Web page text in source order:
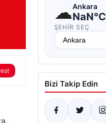
☁Ankara
NaN°C
ŞEHIR SEÇ
Bizi Takip Edin